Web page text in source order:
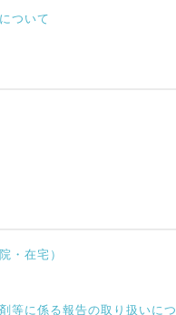
ついて
・在宅）
等に係る報告の取り扱いに